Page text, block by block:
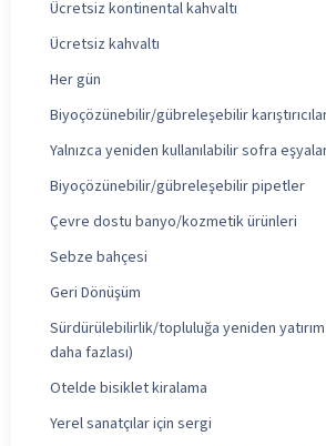
Ücretsiz kontinental kahvaltı
Ücretsiz kahvaltı
Her gün
Biyoçözünebilir/gübreleşebilir
Yalnızca yeniden kullanılabilir sofra
Biyoçözünebilir/gübreleşebilir pipetler
Çevre dostu banyo/kozmetik ürünleri
Sebze bahçesi
Geri Dönüşüm
Sürdürülebilirlik/topluluğa yeniden
daha fazlası)
Otelde bisiklet kiralama
Yerel sanatçılar için sergi